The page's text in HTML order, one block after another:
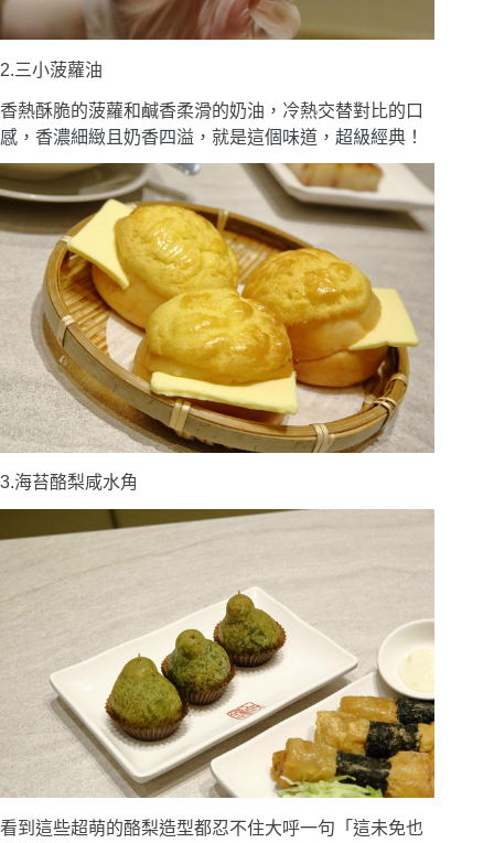
2.三小菠蘿油
香熱酥脆的菠蘿和鹹香柔滑的奶油，冷熱交替對比的口
感，香濃細緻且奶香四溢，就是這個味道，超級經典！
3.海苔酪梨咸水角
看到這些超萌的酪梨造型都忍不住大呼一句「這未免也